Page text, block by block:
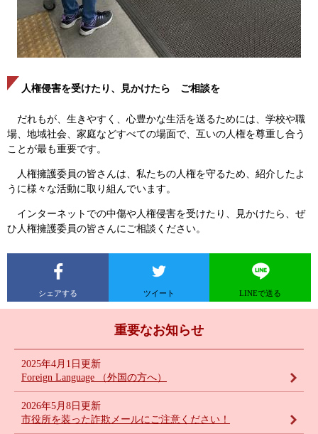
人権侵害を受けたり、見かけたら ご相談を
だれもが、生きやすく、心豊かな生活を送るためには、学校や職
場、地域社会、家庭などすべての場面で、互いの人権を尊重し合う
ことが最も重要です。
人権擁護委員の皆さんは、私たちの人権を守るため、紹介したよ
うに様々な活動に取り組んでいます。
インターネットでの中傷や人権侵害を受けたり、見かけたら、ぜ
ひ人権擁護委員の皆さんにご相談ください。
シェアする ツイート LINEで送る
重要なお知らせ
Foreign Language （外国の方へ）
2025年4月1日更新
市役所を装った詐欺メールにご注意ください！
2026年5月8日更新